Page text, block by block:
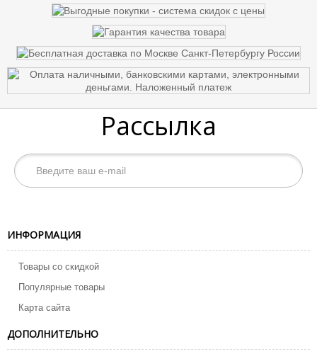
Рассылка
ИНФОРМАЦИЯ
Товары со скидкой
Популярные товары
Карта сайта
ДОПОЛНИТЕЛЬНО